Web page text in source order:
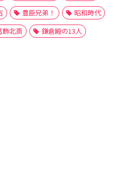
豊臣兄弟！
昭和時代
飾北斎 鎌倉殿の13人